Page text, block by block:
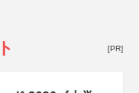
[PR]